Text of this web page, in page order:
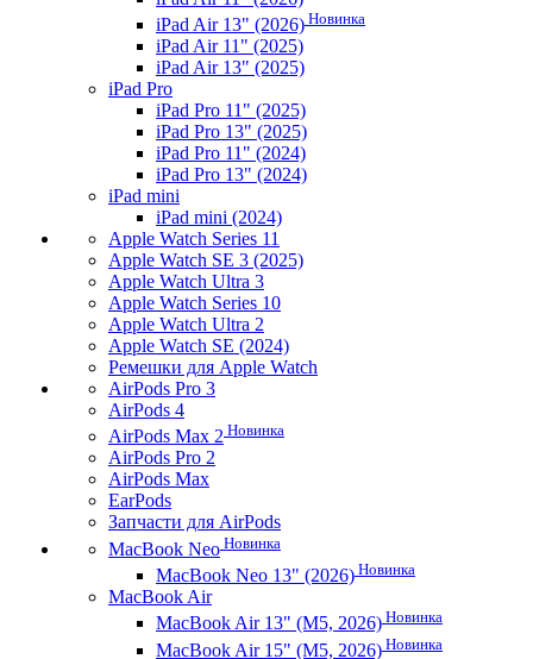
iPad Air 13" (2026) Новинка
iPad Air 11" (2025)
iPad Air 13" (2025)
iPad Pro
iPad Pro 11" (2025)
iPad Pro 13" (2025)
iPad Pro 11" (2024)
iPad Pro 13" (2024)
iPad mini
iPad mini (2024)
Apple Watch Series 11
Apple Watch SE 3 (2025)
Apple Watch Ultra 3
Apple Watch Series 10
Apple Watch Ultra 2
Apple Watch SE (2024)
Ремешки для Apple Watch
AirPods Pro 3
AirPods 4
AirPods Max 2 Новинка
AirPods Pro 2
AirPods Max
EarPods
Запчасти для AirPods
MacBook Neo Новинка
MacBook Neo 13" (2026) Новинка
MacBook Air
MacBook Air 13" (M5, 2026) Новинка
MacBook Air 15" (M5, 2026) Новинка